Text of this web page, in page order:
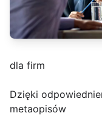
dla firm
Dzięki
metaopisów